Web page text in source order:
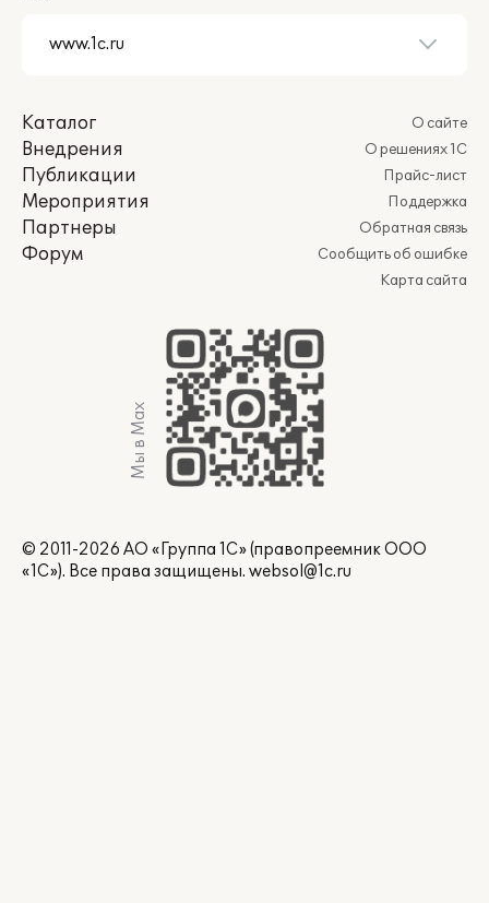
Каталог
Внедрения
Публикации
Мероприятия
Партнеры
Форум
О сайте
О решениях 1С
Прайс-лист
Поддержка
Обратная связь
Сообщить об ошибке
Карта сайта
Мы в Max
© 2011-2026 АО «Группа 1С» (правопреемник ООО
«1С»). Все права защищены. websol@1c.ru